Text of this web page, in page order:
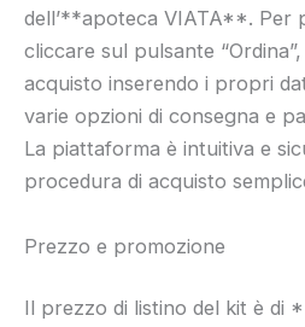
dell’**apoteca VIATA**. Per
cliccare sul pulsante
acquisto inserendo i propri
varie opzioni di consegna e
La piattaforma è intuitiva e
procedura di acquisto
Prezzo e promozione
Il prezzo di listino del kit è di